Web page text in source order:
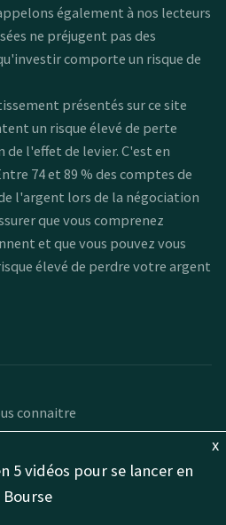
x
5 vidéos pour se lancer en
Bourse
également à nos lecteurs
ne préjugent pas des
comporte un risque de
présentés sur ce site
un risque élevé de perte
l'effet de levier. C'est en
74 et 89 % des comptes de
l'argent lors de la négociation
que vous comprenez
et que vous pouvez vous
élevé de perdre votre argent
connaitre